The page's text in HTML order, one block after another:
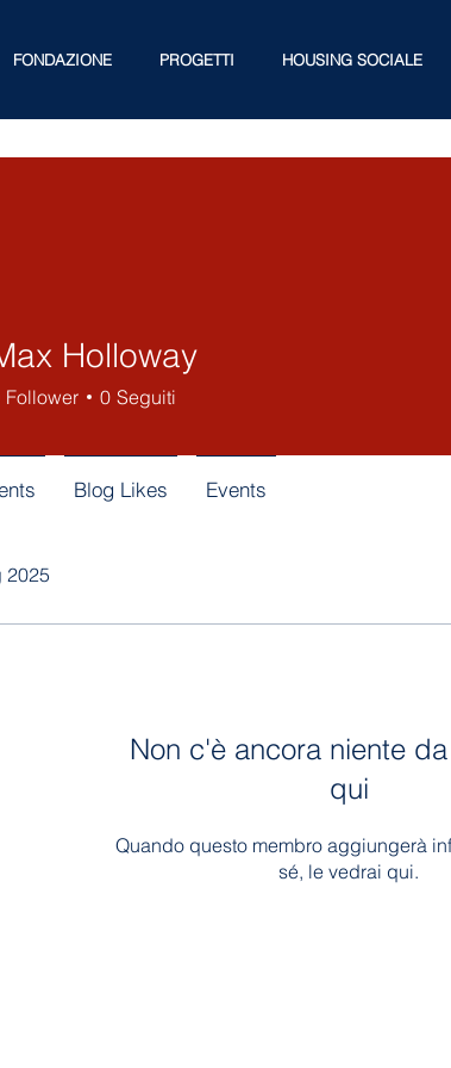
FONDAZIONE PROGETTI HOUSING SOCIALE
2025
Non c'è ancora niente
qui
Quando questo membro aggiungerà
sé, le vedrai qui.
Holloway
Follower 0 Seguiti
Blog Likes Events